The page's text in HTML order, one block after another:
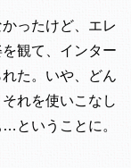
ったけど、エレ
観て、インター
た。いや、どん
れを使いこなし
ということに。